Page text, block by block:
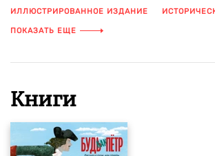
ИЛЛЮСТРИРОВАННОЕ ИЗДАНИЕ
ИСТОРИЧЕСКИЕ ДЕТАЛИ
ПОКАЗАТЬ ЕЩЕ
Книги